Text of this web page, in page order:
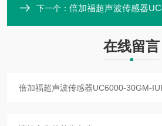
下一个： 倍加福超声波传感器
在线留言